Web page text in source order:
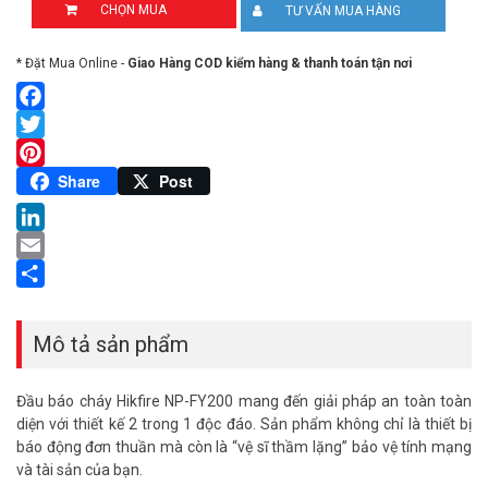
CHỌN MUA TƯ VẤN MUA HÀNG
* Đặt Mua Online - Giao Hàng COD kiểm hàng & thanh toán tận nơi
Facebook
Twitter
Pinterest
Share Post
LinkedIn
Email
Mô tả sản phẩm
Đầu báo cháy Hikfire NP-FY200 mang đến giải pháp an toàn toàn
diện với thiết kế 2 trong 1 độc đáo. Sản phẩm không chỉ là thiết bị
báo động đơn thuần mà còn là “vệ sĩ thầm lặng” bảo vệ tính mạng
và tài sản của bạn.